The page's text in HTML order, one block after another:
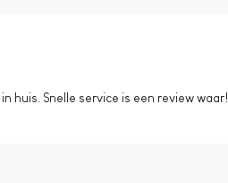
Snelle service is een review waar!